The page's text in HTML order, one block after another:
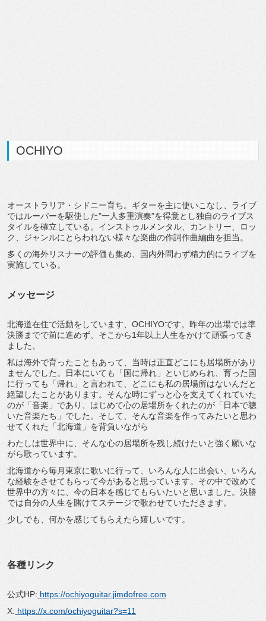
OCHIYO
オーストラリア・シドニー育ち。ギターを主に使いこなし、ライブ
ではルーパーを駆使した”一人多重演奏”を得意とし独自のライブス
タイルを確立している。インストゥルメンタル、カントリー、ロッ
ク、ジャンルにとらわれない様々な楽曲の作詞作曲編曲を担当。
多くの海外リスナーの評価も集め、国内外問わず精力的にライブを
実施している。
メッセージ
北海道在住で活動をしています、OCHIYOです。昨年の出場では準
決勝までで前に進めず、そこから1年以上人生をかけて頑張ってき
ました。
私は海外で育ったこともあって、当時は正直どこにも居場所があり
ませんでした。日本にいても「国に帰れ」といじめられ、育った国
に行っても「帰れ」と言われて、どこにも私の居場所はないんだと
絶望したことがあります。そんな時にずっと心を支えてくれていた
のが「音楽」であり、はじめて心の居場所をくれたのが「日本で聴
いた音楽たち」でした。そして、そんな音楽を作ってみたいと思わ
せてくれた「北海道」を背負いながら
わたしは世界中に、そんな心の居場所を残し続けたいと強く願いな
がら歌っています。
北海道から毎月東京に歌いに行って、いろんな人に出会い、いろん
な経験をさせてもらって今があると思っています。その中で改めて
世界中の方々に、今の日本を感じてもらいたいと思いました。決勝
では自分の人生を賭けてステージで歌わせていただきます。
少しでも、何かを感じてもらえたら嬉しいです。
各種リンク
公式HP: https://ochiyoguitar.jimdofree.com
X: https://x.com/ochiyoguitar?s=11